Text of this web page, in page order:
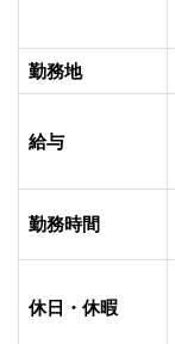
勤務地
給与
勤務時間
休日・休暇